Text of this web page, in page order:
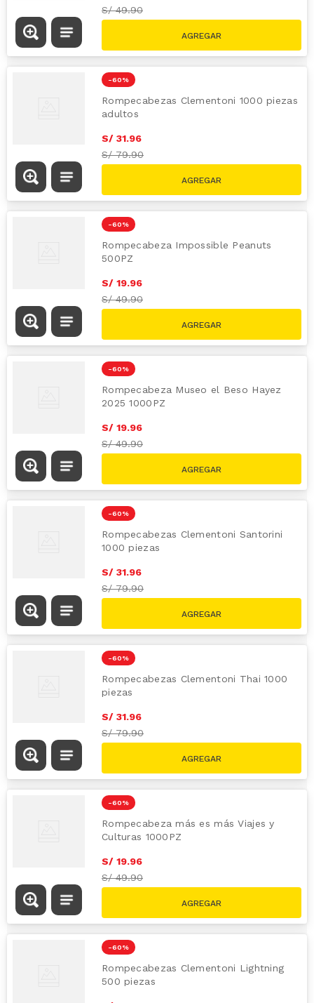
S/49.90
-60 %
Rompecabezas Clementoni 1000 piezas
adultos
S/ 31.96
S/79.90
-60 %
Rompecabeza Impossible Peanuts
500PZ
S/ 19.96
S/49.90
-60 %
Rompecabeza Museo el Beso Hayez
2025 1000PZ
S/ 19.96
S/49.90
-60 %
Rompecabezas Clementoni Santorini
1000 piezas
S/ 31.96
S/79.90
-60 %
Rompecabezas Clementoni Thai 1000
piezas
S/ 31.96
S/79.90
-60 %
Rompecabeza más es más Viajes y
Culturas 1000PZ
S/ 19.96
S/49.90
-60 %
Rompecabezas Clementoni Lightning
500 piezas